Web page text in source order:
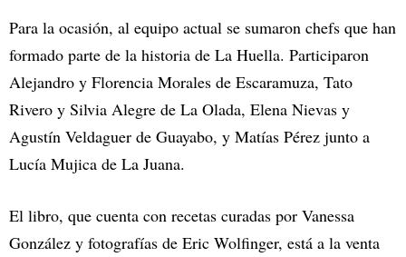
Para la ocasión, al equipo actual se sumaron chefs que han
formado parte de la historia de La Huella. Participaron
Alejandro y Florencia Morales de Escaramuza, Tato
Rivero y Silvia Alegre de La Olada, Elena Nievas y
Agustín Veldaguer de Guayabo, y Matías Pérez junto a
Lucía Mujica de La Juana.
El libro, que cuenta con recetas curadas por Vanessa
González y fotografías de Eric Wolfinger, está a la venta